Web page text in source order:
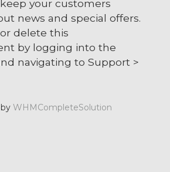
your customers
news and special offers.
delete this
by logging into the
navigating to Support >
WHMCompleteSolution